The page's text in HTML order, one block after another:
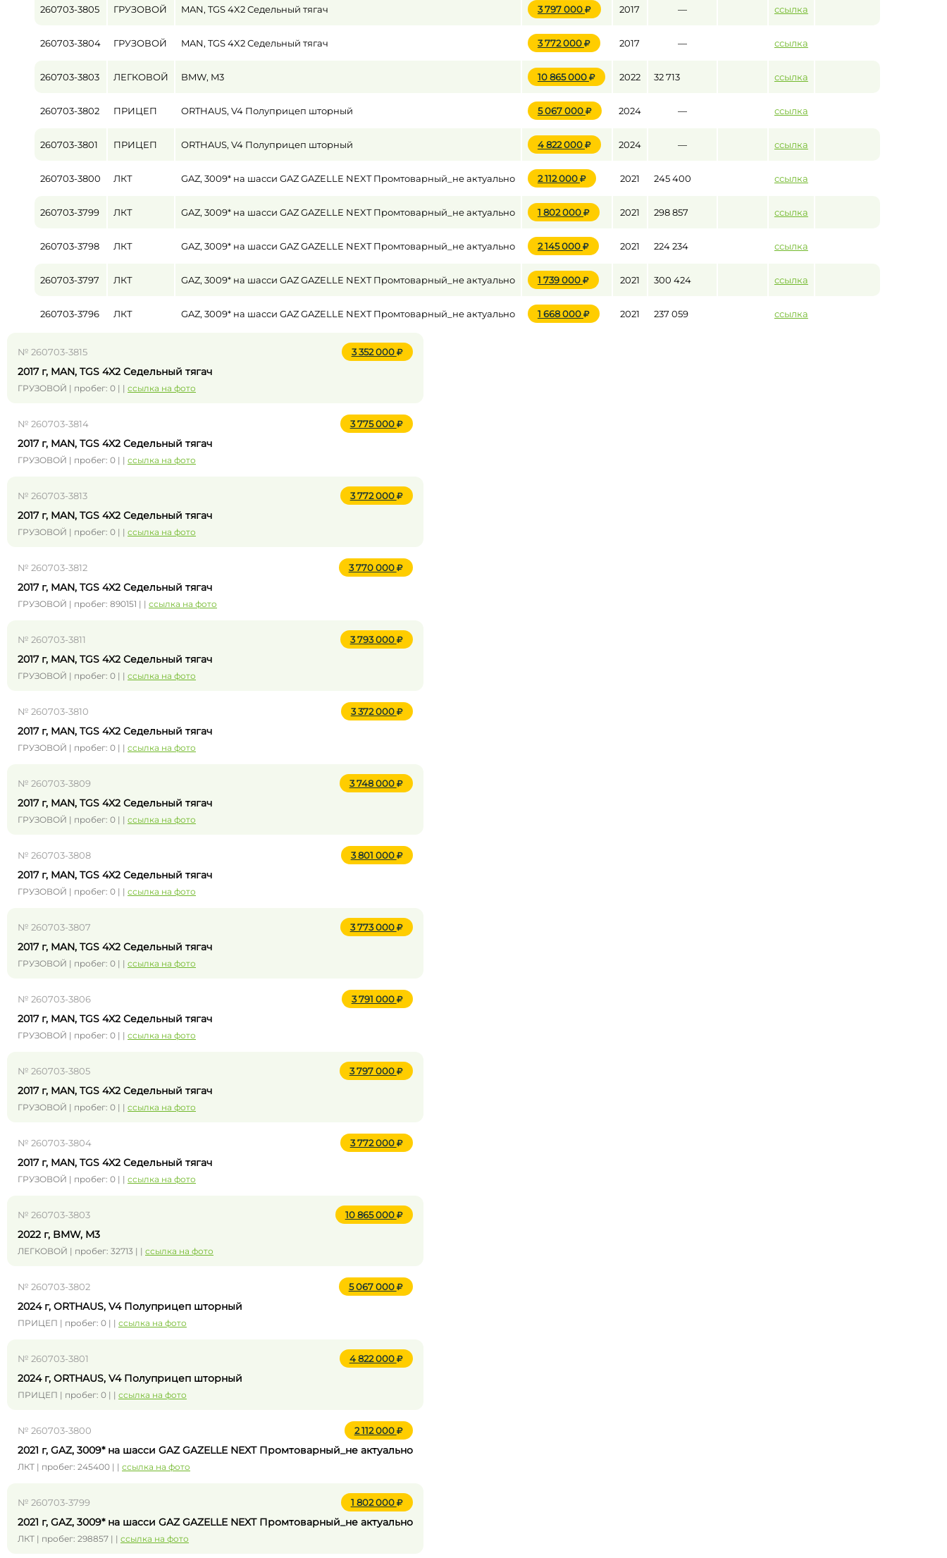
260703-3805 ГРУЗОВОЙ MAN, TGS 4X2 Седельный тягач 3 797 000 2017 — ссылка
260703-3804 ГРУЗОВОЙ MAN, TGS 4X2 Седельный тягач 3 772 000 2017 — ссылка
260703-3803 ЛЕГКОВОЙ BMW, M3 10 865 000 2022 32 713 ссылка
260703-3802 ПРИЦЕП ORTHAUS, V4 Полуприцеп шторный 5 067 000 2024 — ссылка
260703-3801 ПРИЦЕП ORTHAUS, V4 Полуприцеп шторный 4 822 000 2024 — ссылка
260703-3800 ЛКТ GAZ, 3009* на шасси GAZ GAZELLE NEXT Промтоварный_не актуально 2 112 000 2021 245 400 ссылка
260703-3799 ЛКТ GAZ, 3009* на шасси GAZ GAZELLE NEXT Промтоварный_не актуально 1 802 000 2021 298 857 ссылка
260703-3798 ЛКТ GAZ, 3009* на шасси GAZ GAZELLE NEXT Промтоварный_не актуально 2 145 000 2021 224 234 ссылка
260703-3797 ЛКТ GAZ, 3009* на шасси GAZ GAZELLE NEXT Промтоварный_не актуально 1 739 000 2021 300 424 ссылка
260703-3796 ЛКТ GAZ, 3009* на шасси GAZ GAZELLE NEXT Промтоварный_не актуально 1 668 000 2021 237 059 ссылка
№ 260703-3815 3 352 000
2017 г, MAN, TGS 4X2 Седельный тягач
ГРУЗОВОЙ | пробег: 0 | | ссылка на фото
№ 260703-3814 3 775 000
2017 г, MAN, TGS 4X2 Седельный тягач
ГРУЗОВОЙ | пробег: 0 | | ссылка на фото
№ 260703-3813 3 772 000
2017 г, MAN, TGS 4X2 Седельный тягач
ГРУЗОВОЙ | пробег: 0 | | ссылка на фото
№ 260703-3812 3 770 000
2017 г, MAN, TGS 4X2 Седельный тягач
ГРУЗОВОЙ | пробег: 890151 | | ссылка на фото
№ 260703-3811 3 793 000
2017 г, MAN, TGS 4X2 Седельный тягач
ГРУЗОВОЙ | пробег: 0 | | ссылка на фото
№ 260703-3810 3 372 000
2017 г, MAN, TGS 4X2 Седельный тягач
ГРУЗОВОЙ | пробег: 0 | | ссылка на фото
№ 260703-3809 3 748 000
2017 г, MAN, TGS 4X2 Седельный тягач
ГРУЗОВОЙ | пробег: 0 | | ссылка на фото
№ 260703-3808 3 801 000
2017 г, MAN, TGS 4X2 Седельный тягач
ГРУЗОВОЙ | пробег: 0 | | ссылка на фото
№ 260703-3807 3 773 000
2017 г, MAN, TGS 4X2 Седельный тягач
ГРУЗОВОЙ | пробег: 0 | | ссылка на фото
№ 260703-3806 3 791 000
2017 г, MAN, TGS 4X2 Седельный тягач
ГРУЗОВОЙ | пробег: 0 | | ссылка на фото
№ 260703-3805 3 797 000
2017 г, MAN, TGS 4X2 Седельный тягач
ГРУЗОВОЙ | пробег: 0 | | ссылка на фото
№ 260703-3804 3 772 000
2017 г, MAN, TGS 4X2 Седельный тягач
ГРУЗОВОЙ | пробег: 0 | | ссылка на фото
№ 260703-3803 10 865 000
2022 г, BMW, M3
ЛЕГКОВОЙ | пробег: 32713 | | ссылка на фото
№ 260703-3802 5 067 000
2024 г, ORTHAUS, V4 Полуприцеп шторный
ПРИЦЕП | пробег: 0 | | ссылка на фото
№ 260703-3801 4 822 000
2024 г, ORTHAUS, V4 Полуприцеп шторный
ПРИЦЕП | пробег: 0 | | ссылка на фото
№ 260703-3800 2 112 000
2021 г, GAZ, 3009* на шасси GAZ GAZELLE NEXT Промтоварный_не актуально
ЛКТ | пробег: 245400 | | ссылка на фото
№ 260703-3799 1 802 000
2021 г, GAZ, 3009* на шасси GAZ GAZELLE NEXT Промтоварный_не актуально
ЛКТ | пробег: 298857 | | ссылка на фото